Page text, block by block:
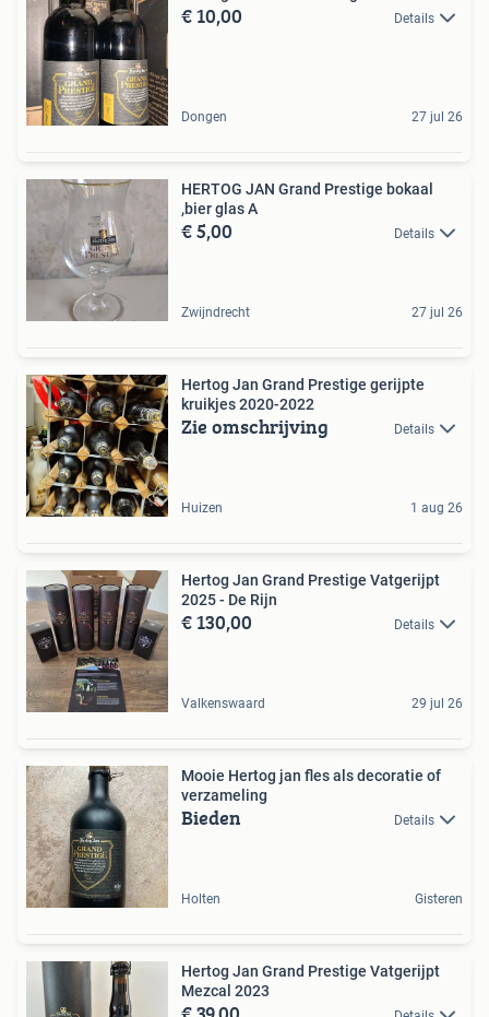
€ 10,00 Details
Dongen 27 jul 26
HERTOG JAN Grand Prestige bokaal
,bier glas A
€ 5,00 Details
Zwijndrecht 27 jul 26
Hertog Jan Grand Prestige gerijpte
kruikjes 2020-2022
Zie omschrijving Details
Huizen 1 aug 26
Hertog Jan Grand Prestige Vatgerijpt
2025 - De Rijn
€ 130,00 Details
Valkenswaard 29 jul 26
Mooie Hertog jan fles als decoratie of
verzameling
Bieden Details
Holten Gisteren
Hertog Jan Grand Prestige Vatgerijpt
Mezcal 2023